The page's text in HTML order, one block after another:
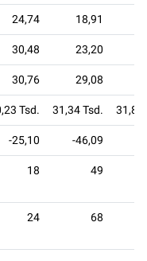
24,74 18,91
30,48 23,20
30,76 29,08
Tsd. 31,34 Tsd. 31,86
-25,10 -46,09
18 49
24 68